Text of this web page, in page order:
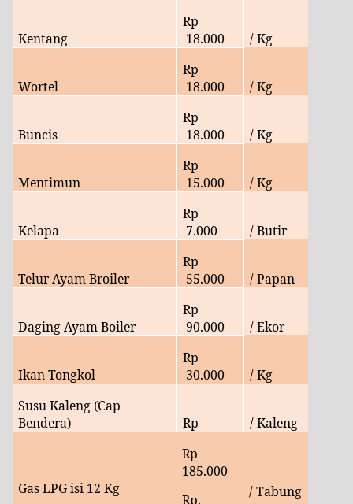
Kentang
Rp
18.000 / Kg
Wortel
Rp
18.000 / Kg
Buncis
Rp
18.000 / Kg
Mentimun
Rp
15.000 / Kg
Kelapa
Rp
7.000 / Butir
Telur Ayam Broiler
Rp
55.000 / Papan
Daging Ayam Boiler
Rp
90.000 / Ekor
Ikan Tongkol
Rp
30.000
/ Kg
Susu Kaleng (Cap
Bendera)
Rp - / Kaleng
Gas LPG isi 12 Kg
Rp
185.000
Rp.
/ Tabung